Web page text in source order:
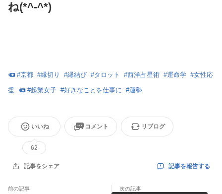
ね(*^-^*)
#京都 #縁切り #縁結び #タロット #西洋占星術 #運命学 #女性応
援 #起業女子 #好きなことを仕事に #運勢
いいね
62
コメント リブログ
記事をシェア 記事を報告する
前の記事 次の記事